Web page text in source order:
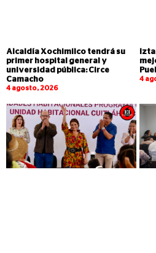
Alcaldía Xochimilco tendrá su
primer hospital general y
universidad pública: Circe
Camacho
4 agosto, 2026
4